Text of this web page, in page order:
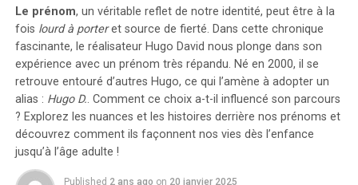
Conflit Familial au Cœur du
Scénario
L’histoire débute après la Grande Dépression où la
famille Charles doit décider si elle doit conserver ou
vendre leur piano familial. Bien que cet instrument ait
une valeur financière significative, il représente aussi un
symbole chargé d’histoire avec ses gravures réalisées par
leurs ancêtres réduits en esclavage. berniece souhaite
Le prénom, un véritable reflet de notre identité, peut être à la
fois lourd à porteret source de fierté. Dans cette chronique
fascinante, le réalisateur Hugo David nous plonge dans son
expérience avec un prénom très répandu. Né en 2000, il se
retrouve entouré d’autres Hugo, ce qui l’amène à adopter un
alias : Hugo D.. Comment ce choix a-t-il influencé son parcours
? Explorez les nuances et les histoires derrière nos prénoms et
découvrez comment ils façonnent nos vies dès l’enfance
jusqu’à l’âge adulte !
Published 2 ans ago on 20 janvier 2025